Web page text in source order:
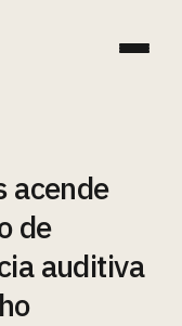
acende
de
auditiva